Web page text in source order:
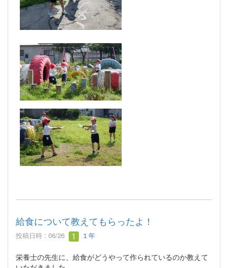
給食について教えてもらったよ！
投稿日時 : 06/26 １年
栄養士の先生に、給食がどうやって作られているのか教えて